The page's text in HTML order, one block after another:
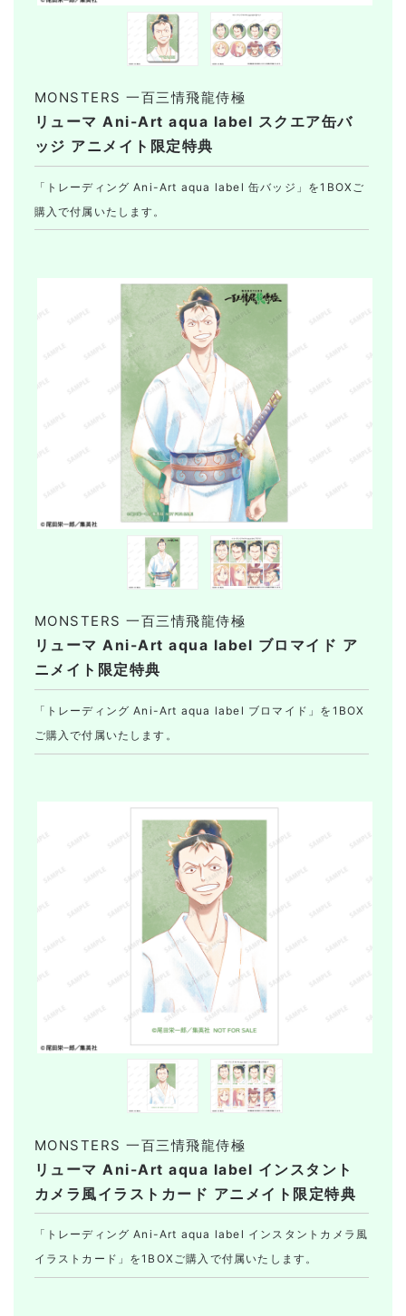
リューマ Ani-Art aqua label スクエア缶バ
ッジ アニメイト限定特典
MONSTERS 一百三情飛龍侍極
「トレーディング Ani-Art aqua label 缶バッジ」を1BOXご
購入で付属いたします。
リューマ Ani-Art aqua label ブロマイド ア
ニメイト限定特典
MONSTERS 一百三情飛龍侍極
「トレーディング Ani-Art aqua label ブロマイド」を1BOX
ご購入で付属いたします。
リューマ Ani-Art aqua label インスタント
カメラ風イラストカード アニメイト限定特典
MONSTERS 一百三情飛龍侍極
「トレーディング Ani-Art aqua label インスタントカメラ風
イラストカード」を1BOXご購入で付属いたします。